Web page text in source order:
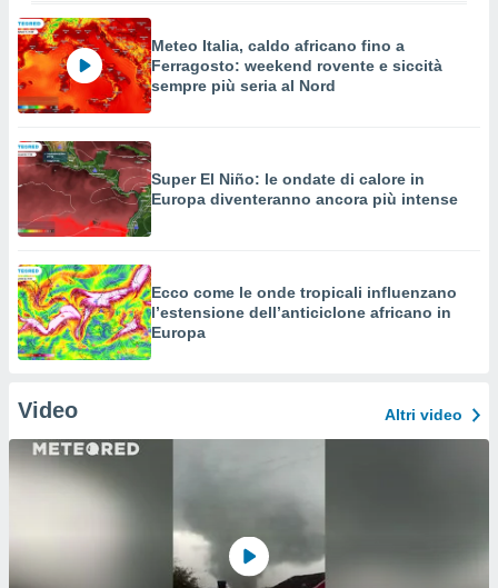
Meteo Italia, caldo africano fino a
Ferragosto: weekend rovente e siccità
sempre più seria al Nord
Super El Niño: le ondate di calore in
Europa diventeranno ancora più intense
Ecco come le onde tropicali influenzano
l’estensione dell’anticiclone africano in
Europa
Video Altri video